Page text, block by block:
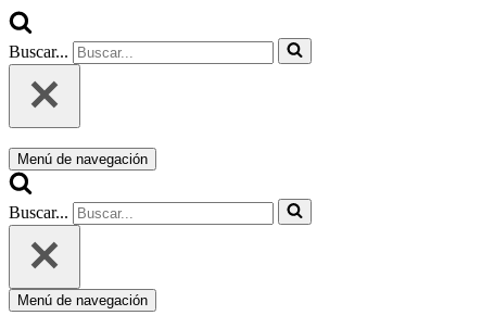
Buscar...
Menú de navegación
Buscar...
Menú de navegación